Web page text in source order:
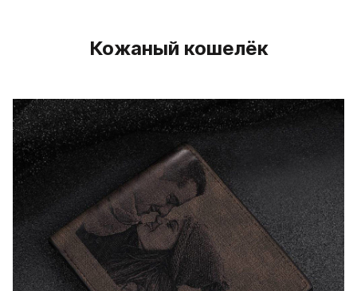
Кожаный кошелёк